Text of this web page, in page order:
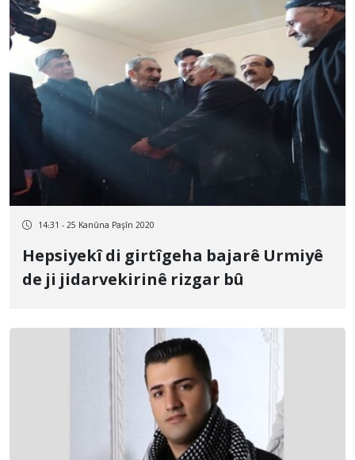
14:31 - 25 Kanûna Paşîn 2020
Hepsiyekî di girtîgeha bajarê Urmiyê
de ji jidarvekirinê rizgar bû